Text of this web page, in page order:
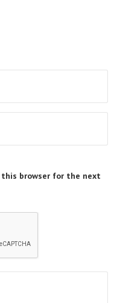
this browser for the next